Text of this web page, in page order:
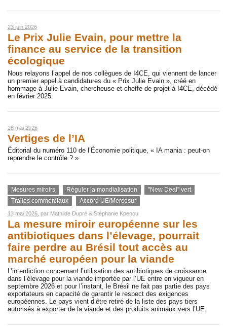
23 juin 2026
Le Prix Julie Evain, pour mettre la
finance au service de la transition
écologique
Nous relayons l’appel de nos collègues de I4CE, qui viennent de lancer
un premier appel à candidatures du « Prix Julie Evain », créé en
hommage à Julie Evain, chercheuse et cheffe de projet à I4CE, décédé
en février 2025.
28 mai 2026
Vertiges de l’IA
Éditorial du numéro 110 de l’Économie politique, « IA mania : peut-on
reprendre le contrôle ? »
Mesures miroirs Réguler la mondialisation
"New Deal" vert
Traités commerciaux
Accord UE/Mercosur
13 mai 2026 , par Mathilde Dupré & Stéphanie Kpenou
La mesure miroir européenne sur les
antibiotiques dans l’élevage, pourrait
faire perdre au Brésil tout accès au
marché européen pour la viande
L’interdiction concernant l’utilisation des antibiotiques de croissance
dans l’élevage pour la viande importée par l’UE entre en vigueur en
septembre 2026 et pour l’instant, le Brésil ne fait pas partie des pays
exportateurs en capacité de garantir le respect des exigences
européennes. Le pays vient d’être retiré de la liste des pays tiers
autorisés à exporter de la viande et des produits animaux vers l’UE.